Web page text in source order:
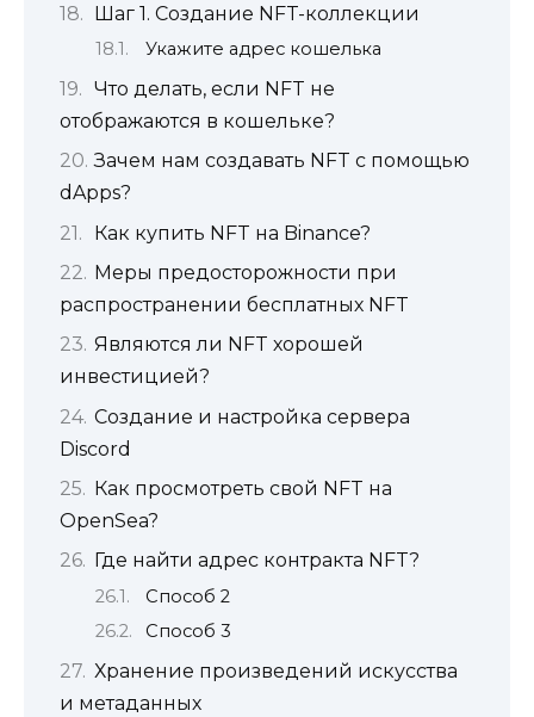
Шаг 1. Создание NFT-коллекции
Укажите адрес кошелька
Что делать, если NFT не
отображаются в кошельке?
Зачем нам создавать NFT с помощью
dApps?
Как купить NFT на Binance?
Меры предосторожности при
распространении бесплатных NFT
Являются ли NFT хорошей
инвестицией?
Создание и настройка сервера
Discord
Как просмотреть свой NFT на
OpenSea?
Где найти адрес контракта NFT?
Способ 2
Способ 3
Хранение произведений искусства
и метаданных